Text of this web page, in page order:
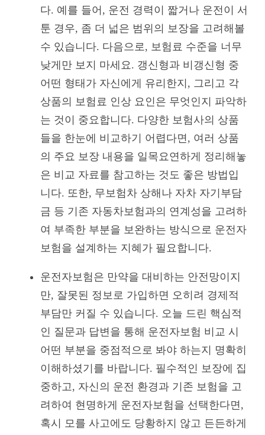
다. 예를 들어, 운전 경력이 짧거나 운전이 서
툰 경우, 좀 더 넓은 범위의 보장을 고려해볼
수 있습니다. 다음으로, 보험료 수준을 너무
낮게만 보지 마세요. 갱신형과 비갱신형 중
어떤 형태가 자신에게 유리한지, 그리고 각
상품의 보험료 인상 요인은 무엇인지 파악하
는 것이 중요합니다. 다양한 보험사의 상품
들을 한눈에 비교하기 어렵다면, 여러 상품
의 주요 보장 내용을 일목요연하게 정리해놓
은 비교 자료를 참고하는 것도 좋은 방법입
니다. 또한, 무보험차 상해나 자차 자기부담
금 등 기존 자동차보험과의 연계성을 고려하
여 부족한 부분을 보완하는 방식으로 운전자
보험을 설계하는 지혜가 필요합니다.
운전자보험은 만약을 대비하는 안전망이지
만, 잘못된 정보로 가입하면 오히려 경제적
부담만 커질 수 있습니다. 오늘 드린 핵심적
인 질문과 답변을 통해 운전자보험 비교 시
어떤 부분을 중점적으로 봐야 하는지 명확히
이해하셨기를 바랍니다. 필수적인 보장에 집
중하고, 자신의 운전 환경과 기존 보험을 고
려하여 현명하게 운전자보험을 선택한다면,
혹시 모를 사고에도 당황하지 않고 든든하게